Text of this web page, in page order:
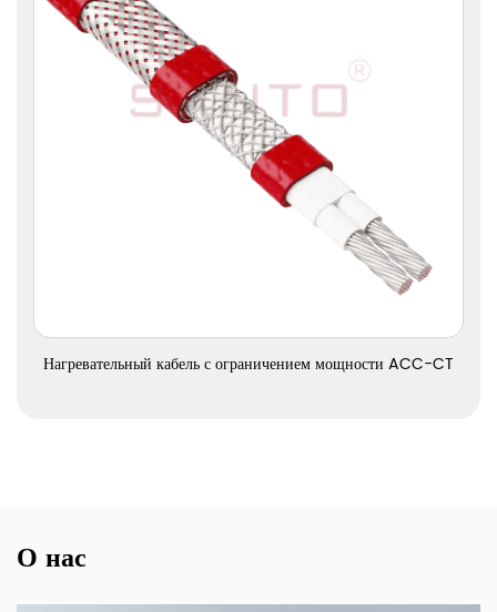
Посмотреть больше
Нагревательный кабель с ограничением мощности ACC-CT
О нас